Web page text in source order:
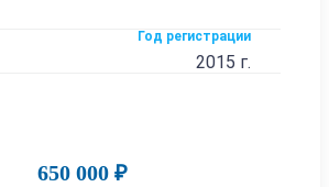
Год регистрации
2015 г.
650 000 ₽